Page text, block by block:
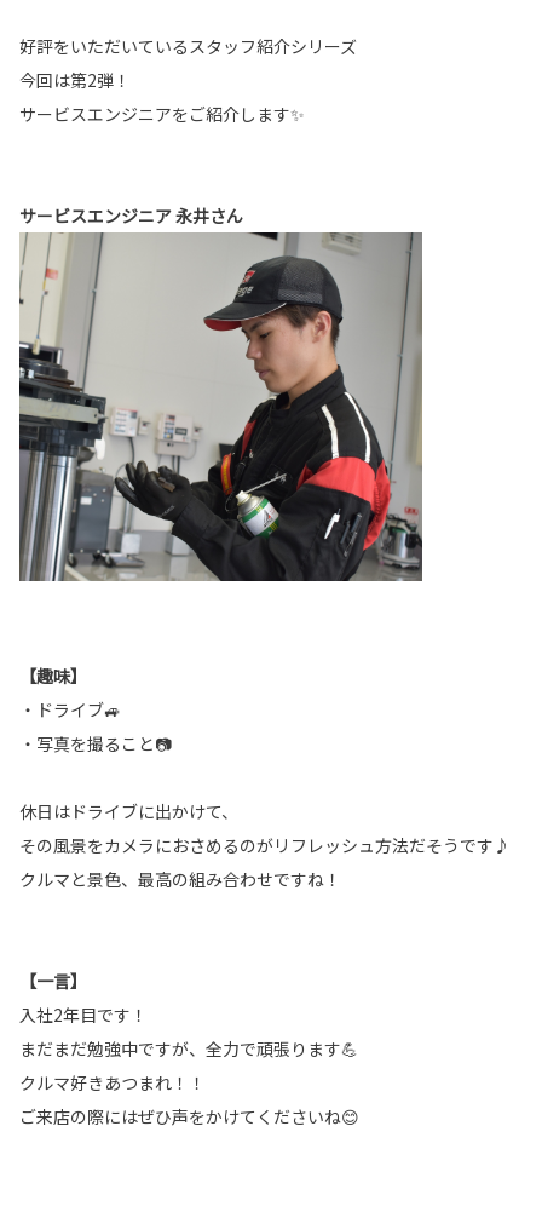
好評をいただいているスタッフ紹介シリーズ
今回は第2弾！
サービスエンジニアをご紹介します✨
サービスエンジニア 永井さん
【趣味】
・ドライブ🚙
・写真を撮ること📷
休日はドライブに出かけて、
その風景をカメラにおさめるのがリフレッシュ方法だそうです♪
クルマと景色、最高の組み合わせですね！
【一言】
入社2年目です！
まだまだ勉強中ですが、全力で頑張ります💪
クルマ好きあつまれ！！
ご来店の際にはぜひ声をかけてくださいね😊